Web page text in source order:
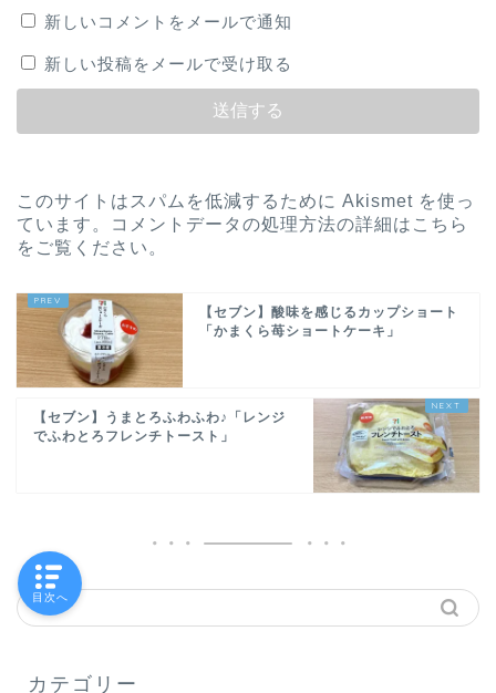
新しいコメントをメールで通知
新しい投稿をメールで受け取る
このサイトはスパムを低減するために Akismet を使っ
ています。
コメントデータの処理方法の詳細はこちら
をご覧ください 。
【セブン】酸味を感じるカップショート
「かまくら苺ショートケーキ」
【セブン】うまとろふわふわ♪「レンジ
でふわとろフレンチトースト」
カテゴリー
目次へ